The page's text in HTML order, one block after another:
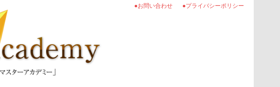
●プライバシーポリシー
●お問い合わせ